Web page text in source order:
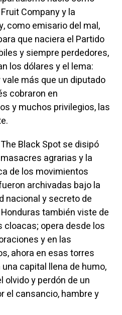
Company y la
como emisario del mal,
que naciera el Partido
y siempre perdedores,
los dólares y el lema:
más que un diputado
cobraron en
y muchos privilegios, las
Black Spot se disipó
agrarias y la
de los movimientos
archivadas bajo la
nacional y secreto de
también viste de
cloacas; opera desde los
y en las
ahora en esas torres
capital llena de humo,
y perdón de un
el cansancio, hambre y